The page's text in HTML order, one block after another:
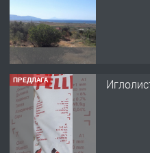
ПРЕДЛАГА